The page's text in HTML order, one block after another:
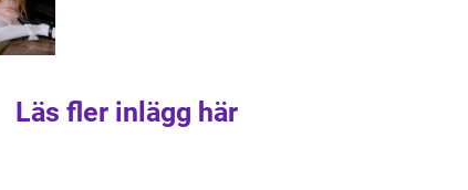
Läs fler inlägg här